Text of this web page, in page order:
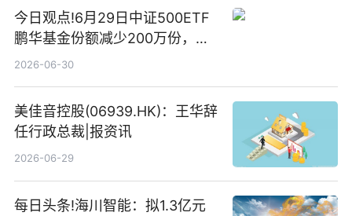
今日观点!6月29日中证500ETF
鹏华基金份额减少200万份，重
仓股亨通光电、赤峰黄金、佰维
2026-06-30
美佳音控股(06939.HK)：王华辞
任行政总裁|报资讯
2026-06-29
每日头条!海川智能：拟1.3亿元